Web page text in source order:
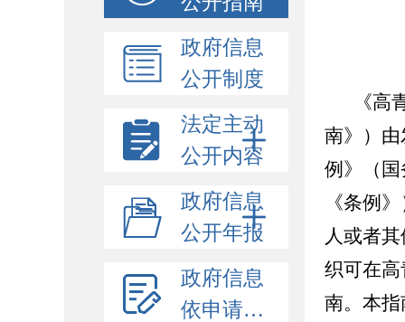
政府信息
公开制度
法定主动
公开内容
政府信息
公开年报
政府信息
依申请公开
《
南》）
例》（
《条例
人或者
织可在高
南。本